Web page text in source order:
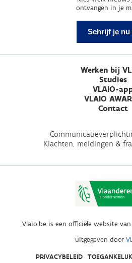
ontvangen in je
Schrijf je nu
Werken bij
Studies
VLAIO-
VLAIO
Contact
Klachten, meldingen &
Vlaio.be is een officiële website
uitgegeven door
PRIVACYBELEID